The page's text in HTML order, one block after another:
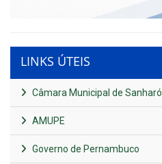
LINKS ÚTEIS
Câmara Municipal de Sanharó
AMUPE
Governo de Pernambuco